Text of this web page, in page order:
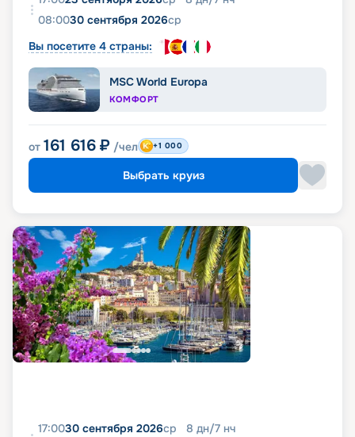
08:0030 сентября 2026ср
Вы посетите 4 страны:
MSC World Europa
КОМФОРТ
от 161 616 ₽ /чел +1 000
Выбрать круиз
17:0030 сентября 2026ср 8 дн/7 нч